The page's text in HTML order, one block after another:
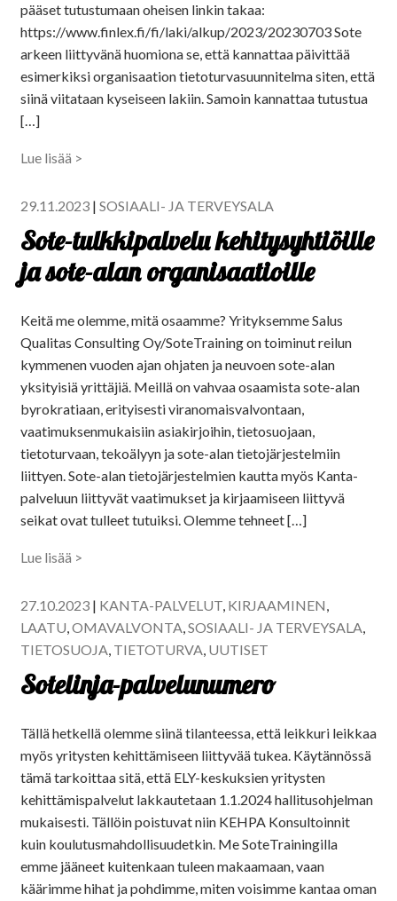
pääset tutustumaan oheisen linkin takaa:
https://www.finlex.fi/fi/laki/alkup/2023/20230703 Sote
arkeen liittyvänä huomiona se, että kannattaa päivittää
esimerkiksi organisaation tietoturvasuunnitelma siten, että
siinä viitataan kyseiseen lakiin. Samoin kannattaa tutustua
[…]
Lue lisää >
29.11.2023 | SOSIAALI- JA TERVEYSALA
Sote-tulkkipalvelu kehitysyhtiöille
ja sote-alan organisaatioille
Keitä me olemme, mitä osaamme? Yrityksemme Salus
Qualitas Consulting Oy/SoteTraining on toiminut reilun
kymmenen vuoden ajan ohjaten ja neuvoen sote-alan
yksityisiä yrittäjiä. Meillä on vahvaa osaamista sote-alan
byrokratiaan, erityisesti viranomaisvalvontaan,
vaatimuksenmukaisiin asiakirjoihin, tietosuojaan,
tietoturvaan, tekoälyyn ja sote-alan tietojärjestelmiin
liittyen. Sote-alan tietojärjestelmien kautta myös Kanta-
palveluun liittyvät vaatimukset ja kirjaamiseen liittyvä
seikat ovat tulleet tutuiksi. Olemme tehneet […]
Lue lisää >
27.10.2023 | KANTA-PALVELUT, KIRJAAMINEN,
LAATU,OMAVALVONTA,SOSIAALI- JA TERVEYSALA,
TIETOSUOJA, TIETOTURVA, UUTISET
Sotelinja-palvelunumero
Tällä hetkellä olemme siinä tilanteessa, että leikkuri leikkaa
myös yritysten kehittämiseen liittyvää tukea. Käytännössä
tämä tarkoittaa sitä, että ELY-keskuksien yritysten
kehittämispalvelut lakkautetaan 1.1.2024 hallitusohjelman
mukaisesti. Tällöin poistuvat niin KEHPA Konsultoinnit
kuin koulutusmahdollisuudetkin. Me SoteTrainingilla
emme jääneet kuitenkaan tuleen makaamaan, vaan
käärimme hihat ja pohdimme, miten voisimme kantaa oman